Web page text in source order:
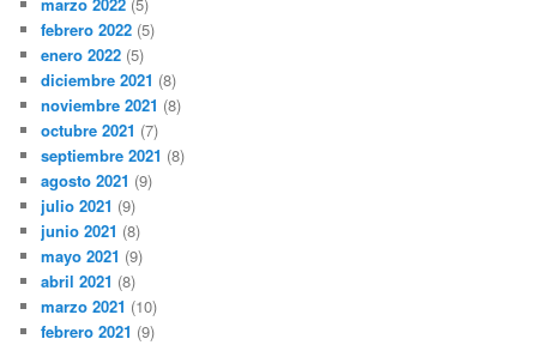
febrero 2022 (5)
enero 2022 (5)
diciembre 2021 (8)
noviembre 2021 (8)
octubre 2021 (7)
septiembre 2021 (8)
agosto 2021 (9)
julio 2021 (9)
junio 2021 (8)
mayo 2021 (9)
abril 2021 (8)
marzo 2021 (10)
febrero 2021 (9)